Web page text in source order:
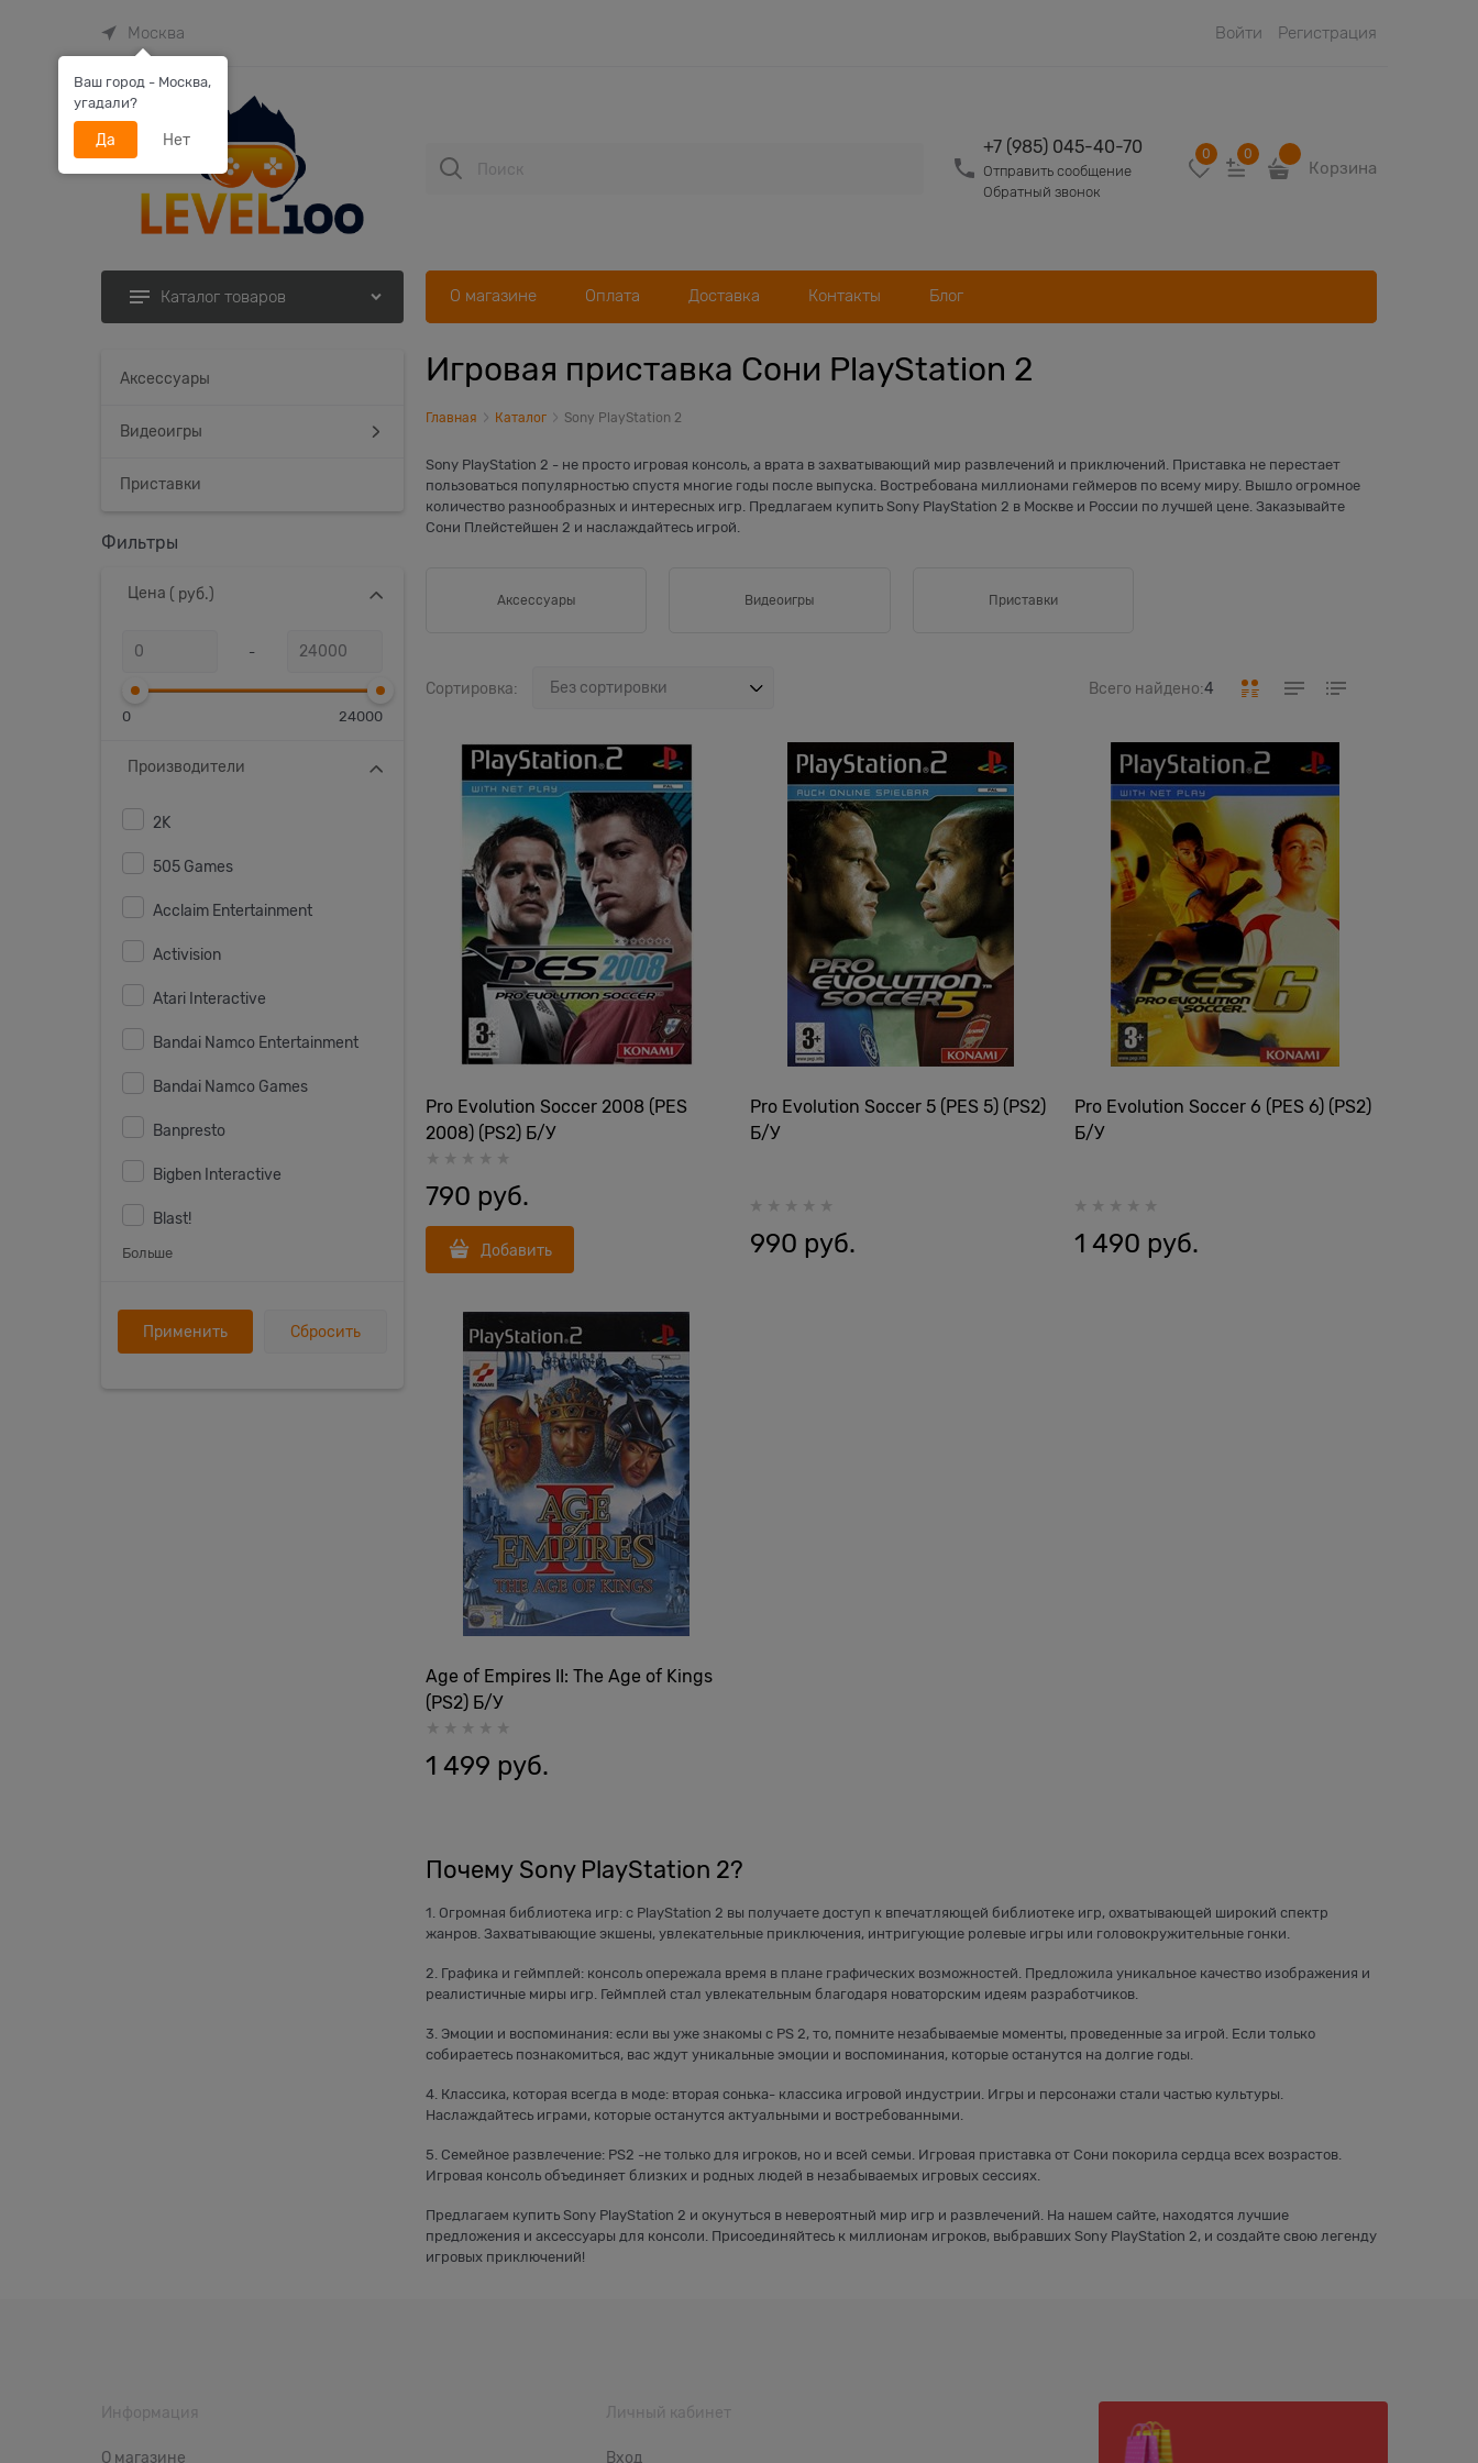
Москва Войти Регистрация
+7 (985) 045-40-70
Отправить сообщение
Обратный звонок
0 0
Корзина
Каталог товаров О магазине Оплата Доставка Контакты Блог
Аксессуары
Видеоигры
Приставки
Фильтры
Цена ( руб.)
-
0 24000
Производители
2K
505 Games
Acclaim Entertainment
Activision
Atari Interactive
Bandai Namco Entertainment
Bandai Namco Games
Banpresto
Bigben Interactive
Blast!
Больше
Игровая приставка Сони PlayStation 2
Главная Каталог Sony PlayStation 2
Sony PlayStation 2 - не просто игровая консоль, а врата в захватывающий мир развлечений и приключений. Приставка не перестает
пользоваться популярностью спустя многие годы после выпуска. Востребована миллионами геймеров по всему миру. Вышло огромное
количество разнообразных и интересных игр. Предлагаем купить Sony PlayStation 2 в Москве и России по лучшей цене. Заказывайте
Сони Плейстейшен 2 и наслаждайтесь игрой.
Аксессуары Видеоигры Приставки
Сортировка: Всего найдено:4
Pro Evolution Soccer 2008 (PES
2008) (PS2) Б/У
790 руб.
Добавить
Pro Evolution Soccer 5 (PES 5) (PS2)
Б/У
990 руб.
Pro Evolution Soccer 6 (PES 6) (PS2)
Б/У
1 490 руб.
Age of Empires II: The Age of Kings
(PS2) Б/У
1 499 руб.
Почему Sony PlayStation 2?
1. Огромная библиотека игр: с PlayStation 2 вы получаете доступ к впечатляющей библиотеке игр, охватывающей широкий спектр
жанров. Захватывающие экшены, увлекательные приключения, интригующие ролевые игры или головокружительные гонки.
2. Графика и геймплей: консоль опережала время в плане графических возможностей. Предложила уникальное качество изображения и
реалистичные миры игр. Геймплей стал увлекательным благодаря новаторским идеям разработчиков.
3. Эмоции и воспоминания: если вы уже знакомы с PS 2, то, помните незабываемые моменты, проведенные за игрой. Если только
собираетесь познакомиться, вас ждут уникальные эмоции и воспоминания, которые останутся на долгие годы.
4. Классика, которая всегда в моде: вторая сонька- классика игровой индустрии. Игры и персонажи стали частью культуры.
Наслаждайтесь играми, которые останутся актуальными и востребованными.
5. Семейное развлечение: PS2 -не только для игроков, но и всей семьи. Игровая приставка от Сони покорила сердца всех возрастов.
Игровая консоль объединяет близких и родных людей в незабываемых игровых сессиях.
Предлагаем купить Sony PlayStation 2 и окунуться в невероятный мир игр и развлечений. На нашем сайте, находятся лучшие
предложения и аксессуары для консоли. Присоединяйтесь к миллионам игроков, выбравших Sony PlayStation 2, и создайте свою легенду
игровых приключений!
Информация
О магазине
Личный кабинет
Вход
Ваш город - Москва,
угадали?
Да Нет